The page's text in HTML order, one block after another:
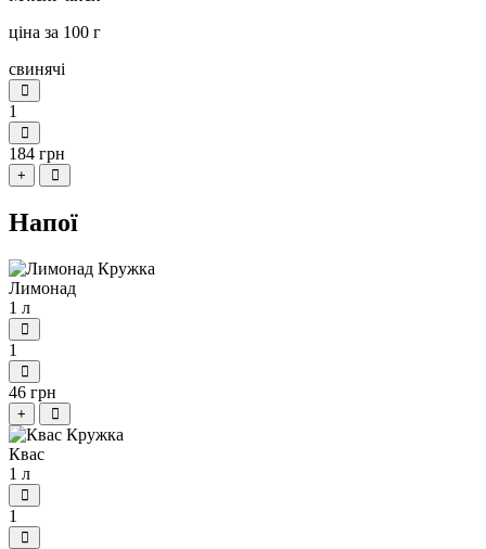
ціна за 100 г
свинячі
1
184 грн
+
Напої
Лимонад
1 л
1
46 грн
+
Квас
1 л
1